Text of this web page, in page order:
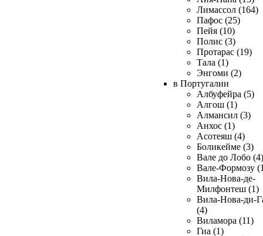
Лимассол (164)
Пафос (25)
Пейя (10)
Полис (3)
Протарас (19)
Тала (1)
Энгоми (2)
в Португалии
Албуфейра (5)
Алгош (1)
Алмансил (3)
Анхос (1)
Асотеяш (4)
Боликейме (3)
Вале до Лобо (4)
Вале-Формозу
Вила-Нова-де-
Милфонтеш (1)
Вила-Нова-ди-
(4)
Виламора (11)
Гиа (1)